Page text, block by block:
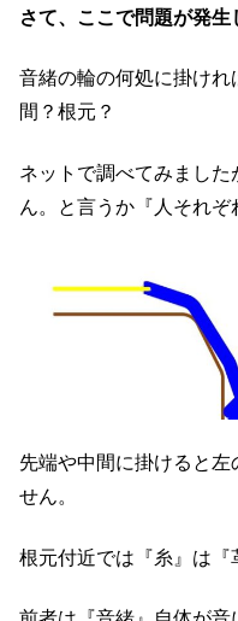
さて、ここで問題が発生
音緒の輪の何処に掛けれ
間？根元？
ネットで調べてみまし
ん。と言うか『人それぞ
先端や中間に掛けると左
せん。
根元付近では『糸』は『